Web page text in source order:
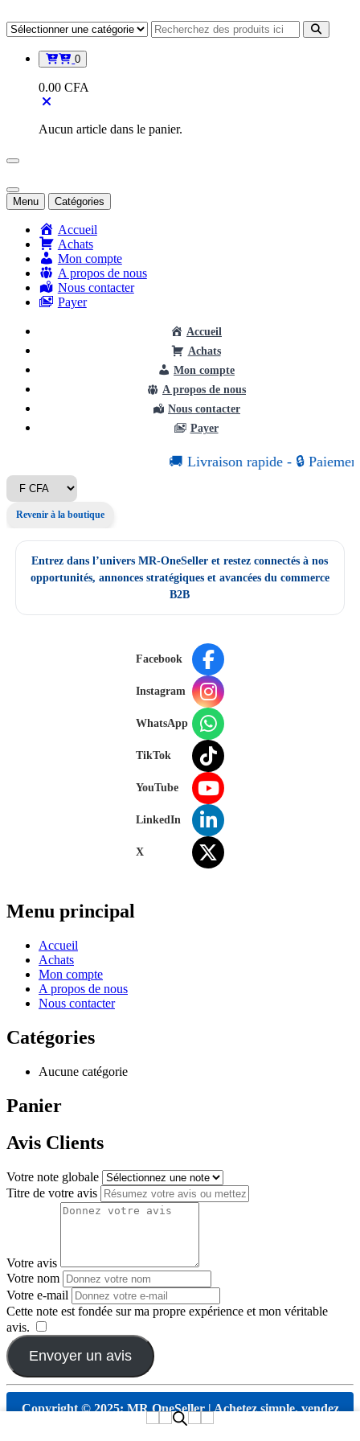
au
contenu
0
0.00 CFA
Aucun article dans le panier.
Menu Catégories
Accueil
Achats
Mon compte
A propos de nous
Nous contacter
Payer
Accueil
Achats
Mon compte
A propos de nous
Nous contacter
Payer
🚚 Livraison rapide - 🔒 Paiement
Revenir à la boutique
Entrez dans l’univers MR-OneSeller et restez connectés à nos
opportunités, annonces stratégiques et avancées du commerce
B2B
Facebook
Instagram
WhatsApp
TikTok
YouTube
LinkedIn
X
Menu principal
Accueil
Achats
Mon compte
A propos de nous
Nous contacter
Catégories
Aucune catégorie
Panier
Avis Clients
Votre note globale
Titre de votre avis
Votre avis
Votre nom
Votre e-mail
Cette note est fondée sur ma propre expérience et mon véritable
avis.
Envoyer un avis
Copyright © 2025; MR OneSeller | Achetez simple, vendez
plus, partout dans le monde, en toute confiance